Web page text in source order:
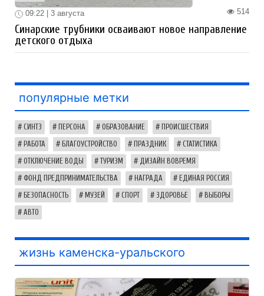
514
09:22 | 3 августа
Синарские трубники осваивают новое направление
детского отдыха
популярные метки
СИНТЗ ПЕРСОНА ОБРАЗОВАНИЕ ПРОИСШЕСТВИЯ
РАБОТА БЛАГОУСТРОЙСТВО ПРАЗДНИК СТАТИСТИКА
ОТКЛЮЧЕНИЕ ВОДЫ ТУРИЗМ ДИЗАЙН ВОВРЕМЯ
ФОНД ПРЕДПРИНИМАТЕЛЬСТВА НАГРАДА ЕДИНАЯ РОССИЯ
БЕЗОПАСНОСТЬ МУЗЕЙ СПОРТ ЗДОРОВЬЕ ВЫБОРЫ
АВТО
жизнь каменска-уральского